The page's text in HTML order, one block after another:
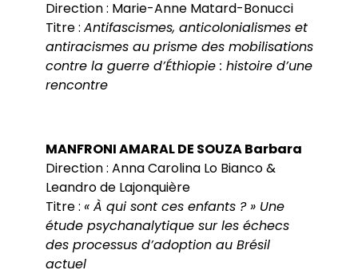
Direction : Marie-Anne Matard-Bonucci
Titre : Antifascismes, anticolonialismes et
antiracismes au prisme des mobilisations
contre la guerre d’Éthiopie : histoire d’une
rencontre
MANFRONI AMARAL DE SOUZA Barbara
Direction : Anna Carolina Lo Bianco &
Leandro de Lajonquière
Titre : « À qui sont ces enfants ? » Une
étude psychanalytique sur les échecs
des processus d’adoption au Brésil
actuel